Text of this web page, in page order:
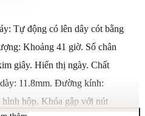
Tự động có lên dây cót bằng
Khoảng 41 giờ. Số chân
giây. Hiển thị ngày. Chất
11.8mm. Đường kính:
hộp. Khóa gập với nút